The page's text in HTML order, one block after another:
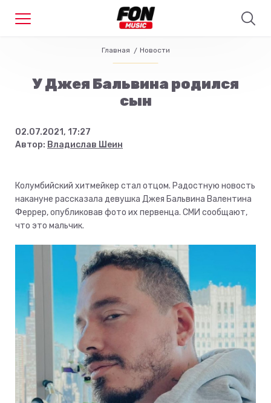
Главная Новости
У Джея Бальвина родился
сын
02.07.2021, 17:27
Автор: Владислав Шеин
Колумбийский хитмейкер стал отцом. Радостную новость
накануне рассказала девушка Джея Бальвина Валентина
Феррер, опубликовав фото их первенца. СМИ сообщают,
что это мальчик.